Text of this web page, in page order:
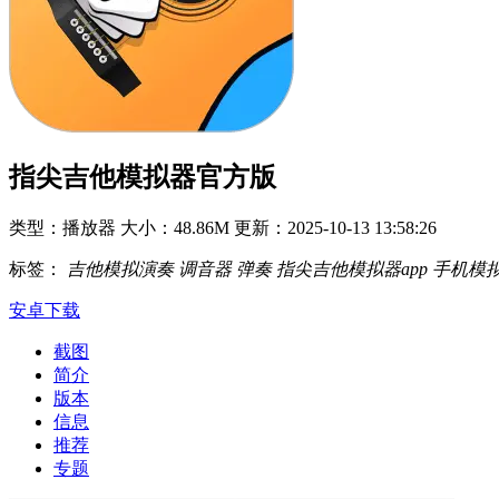
指尖吉他模拟器官方版
类型：播放器 大小：48.86M 更新：2025-10-13 13:58:26
标签： 吉他模拟演奏 调音器 弹奏 指尖吉他模拟器app 手机模
安卓下载
截图
简介
版本
信息
推荐
专题